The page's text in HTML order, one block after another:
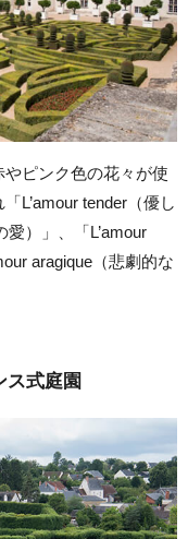
ピンク色の花々が使
L’amour tender（優し
愛）」、「L’amour
aragique（悲劇的な
ス式庭園